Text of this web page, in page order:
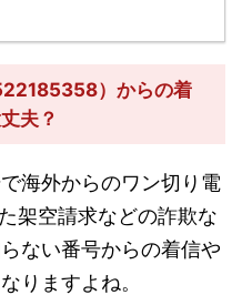
）からの着
夫？
海外からのワン切り電
架空請求などの詐欺な
ない番号からの着信や
りますよね。